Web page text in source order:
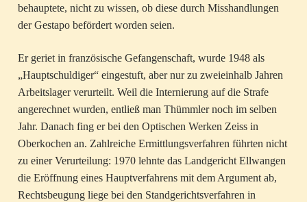
behauptete, nicht zu wissen, ob diese durch Misshandlungen
der Gestapo befördert worden seien.
Er geriet in französische Gefangenschaft, wurde 1948 als
„Hauptschuldiger“ eingestuft, aber nur zu zweieinhalb Jahren
Arbeitslager verurteilt. Weil die Internierung auf die Strafe
angerechnet wurden, entließ man Thümmler noch im selben
Jahr. Danach fing er bei den Optischen Werken Zeiss in
Oberkochen an. Zahlreiche Ermittlungsverfahren führten nicht
zu einer Verurteilung: 1970 lehnte das Landgericht Ellwangen
die Eröffnung eines Hauptverfahrens mit dem Argument ab,
Rechtsbeugung liege bei den Standgerichtsverfahren in